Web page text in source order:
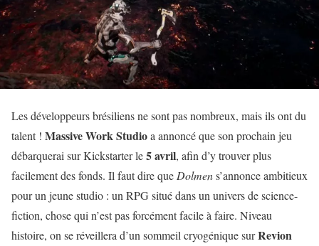
Les développeurs brésiliens ne sont pas nombreux, mais ils ont du
talent ! Massive Work Studioa annoncé que son prochain jeu
débarquerai sur Kickstarter le5 avril, afin d’y trouver plus
facilement des fonds. Il faut dire que Dolmens’annonce ambitieux
pour un jeune studio : un RPG situé dans un univers de science-
fiction, chose qui n’est pas forcément facile à faire. Niveau
histoire, on se réveillera d’un sommeil cryogénique surRevion